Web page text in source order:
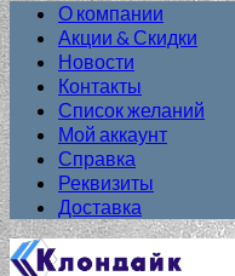
О компании
Акции & Скидки
Новости
Контакты
Список желаний
Мой аккаунт
Справка
Реквизиты
Доставка